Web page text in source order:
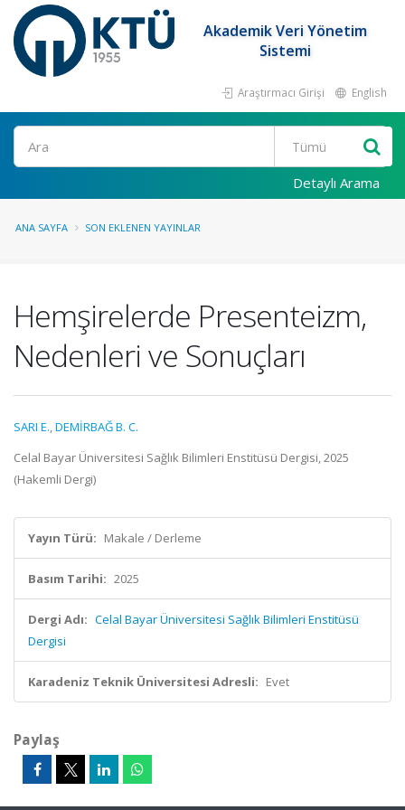
Akademik Veri Yönetim
Sistemi
Araştırmacı Girişi English
Ara
Detaylı Arama
ANA SAYFA SON EKLENEN YAYINLAR
Hemşirelerde Presenteizm,
Nedenleri ve Sonuçları
SARI E.,DEMİRBAĞ B. C.
Celal Bayar Üniversitesi Sağlık Bilimleri Enstitüsü Dergisi, 2025
(Hakemli Dergi)
Yayın Türü: Makale / Derleme
Basım Tarihi: 2025
Dergi Adı: Celal Bayar Üniversitesi Sağlık Bilimleri Enstitüsü
Dergisi
Karadeniz Teknik Üniversitesi Adresli: Evet
Paylaş